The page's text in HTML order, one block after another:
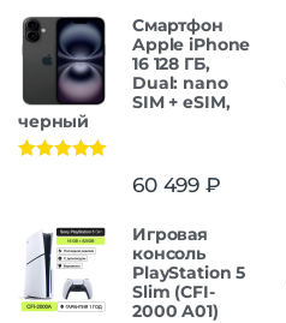
Смартфон
Apple iPhone
16 128 ГБ,
Dual: nano
SIM + eSIM,
черный
60 499 ₽
Игровая
консоль
PlayStation 5
Slim (CFI-
2000 A01)